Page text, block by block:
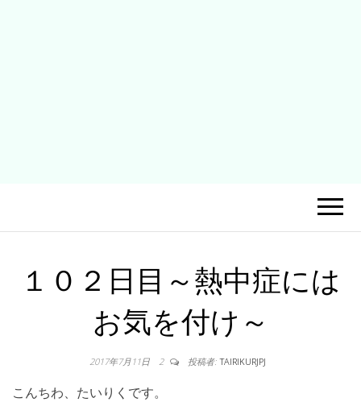
１０２日目～熱中症には
お気を付け～
2017年7月11日 2 投稿者: TAIRIKURJPJ
こんちわ、たいりくです。